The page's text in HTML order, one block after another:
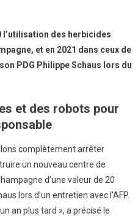
l’utilisation des herbicides
et en 2021 dans ceux de
PDG Philippe Schaus lors du
et des robots pour
complètement arrêter
un nouveau centre de
d’une valeur de 20
lors d’un entretien avec l’AFP.
an plus tard », a précisé le